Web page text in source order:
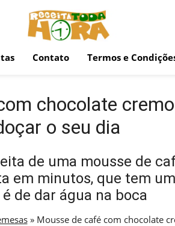
Contato Termos e
chocolate
o seu dia
de uma mousse de
em minutos, que tem
de dar água na boca
» Mousse de café com chocolate